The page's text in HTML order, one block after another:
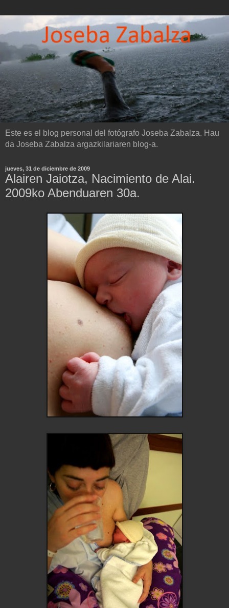
Este es el blog personal del fotógrafo Joseba Zabalza. Hau
da Joseba Zabalza argazkilariaren blog-a.
jueves, 31 de diciembre de 2009
Alairen Jaiotza, Nacimiento de Alai.
2009ko Abenduaren 30a.